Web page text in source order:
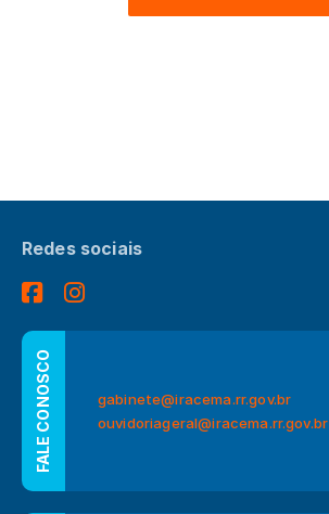
Redes sociais
FALE CONOSCO
gabinete@iracema.rr.gov.br
ouvidoriageral@iracema.rr.gov.br